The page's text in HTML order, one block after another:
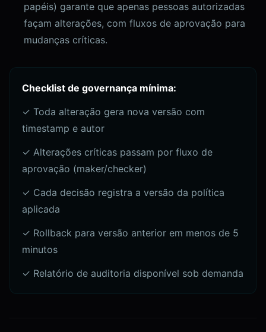
papéis) garante que apenas pessoas autorizadas
façam alterações, com fluxos de aprovação para
mudanças críticas.
Checklist de governança mínima:
✓ Toda alteração gera nova versão com
timestamp e autor
✓ Alterações críticas passam por fluxo de
aprovação (maker/checker)
✓ Cada decisão registra a versão da política
aplicada
✓ Rollback para versão anterior em menos de 5
minutos
✓ Relatório de auditoria disponível sob demanda